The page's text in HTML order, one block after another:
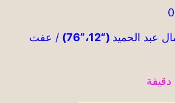
عبد الحميد (“12،”76)
/ عفت